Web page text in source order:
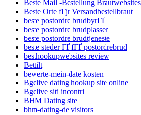
Beste Mail -Bestellung Brautwebsites
Beste Orte fГјr Versandbestellbraut
beste postordre brudbyrГҐ
beste postordre brudplasser
beste postordre brudtjeneste
beste steder ГҐ fГҐ postordrebrud
besthookupwebsites review
Bettilt
bewerte-mein-date kosten
Bgclive dating hookup site online
Bgclive siti incontri
BHM Dating site
bhm-dating-de visitors